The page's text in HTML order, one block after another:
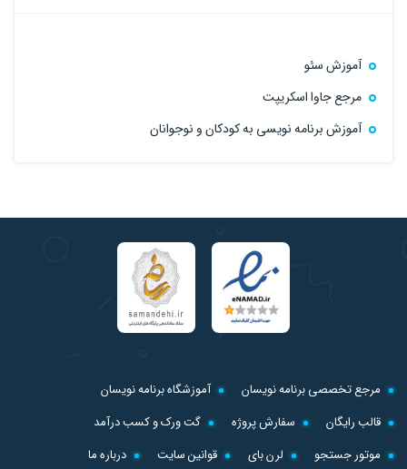
آموزش سئو
مرجع جاوا اسکریپت
آموزش برنامه نویسی به کودکان و نوجوانان
مرجع تخصصی برنامه نویسان
آموزشگاه برنامه نویسان
قالب رایگان
سفارش پروژه
گت ورک و کسب درآمد
موتور جستجو
لرن بای قوانین سایت درباره ما